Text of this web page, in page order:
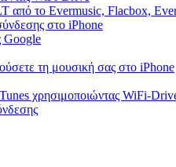
από το Evermusic, Flacbox,
στο iPhone
Google
τη μουσική σας στο iPhone
χρησιμοποιώντας WiFi-